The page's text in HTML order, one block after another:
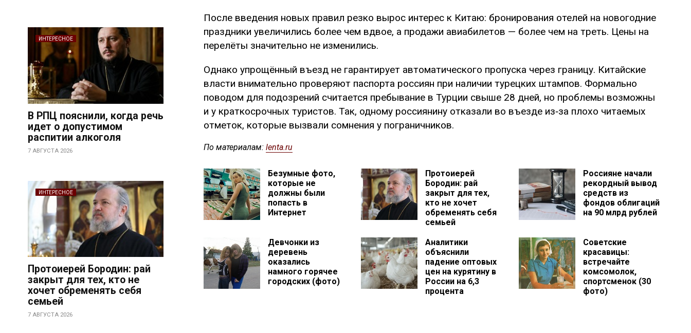
ИНТЕРЕСНОЕ
В РПЦ пояснили, когда речь
идет о допустимом
распитии алкоголя
7 АВГУСТА 2026
ИНТЕРЕСНОЕ
Протоиерей Бородин: рай
закрыт для тех, кто не
хочет обременять себя
семьей
7 АВГУСТА 2026
После введения новых правил резко вырос интерес к Китаю: бронирования отелей на новогодние
праздники увеличились более чем вдвое, а продажи авиабилетов — более чем на треть. Цены на
перелёты значительно не изменились.
Однако упрощённый въезд не гарантирует автоматического пропуска через границу. Китайские
власти внимательно проверяют паспорта россиян при наличии турецких штампов. Формально
поводом для подозрений считается пребывание в Турции свыше 28 дней, но проблемы возможны
и у краткосрочных туристов. Так, одному россиянину отказали во въезде из‑за плохо читаемых
отметок, которые вызвали сомнения у пограничников.
По материалам: lenta.ru
Безумные фото,
которые не
должны были
попасть в
Интернет
Протоиерей
Бородин: рай
закрыт для тех,
кто не хочет
обременять себя
семьей
Россияне начали
рекордный вывод
средств из
фондов облигаций
на 90 млрд рублей
Девчонки из
деревень
оказались
намного горячее
городских (фото)
Аналитики
объяснили
падение оптовых
цен на курятину в
России на 6,3
процента
Советские
красавицы:
встречайте
комсомолок,
спортсменок (30
фото)